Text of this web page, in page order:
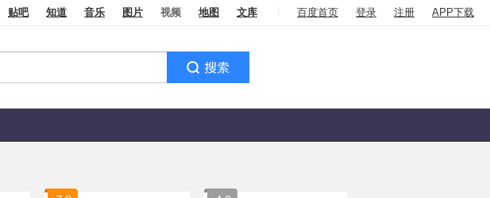
百度首页 登录 注册 APP下载
贴吧 知道 音乐 图片 视频 地图 文库